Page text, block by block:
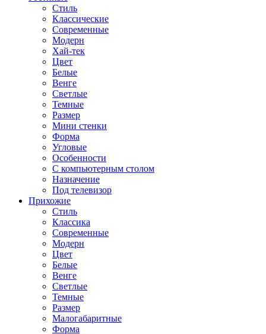
Стиль
Классические
Современные
Модерн
Хай-тек
Цвет
Белые
Венге
Светлые
Темные
Размер
Мини стенки
Форма
Угловые
Особенности
С компьютерным столом
Назначение
Под телевизор
Прихожие
Стиль
Классика
Современные
Модерн
Цвет
Белые
Венге
Светлые
Темные
Размер
Малогабаритные
Форма